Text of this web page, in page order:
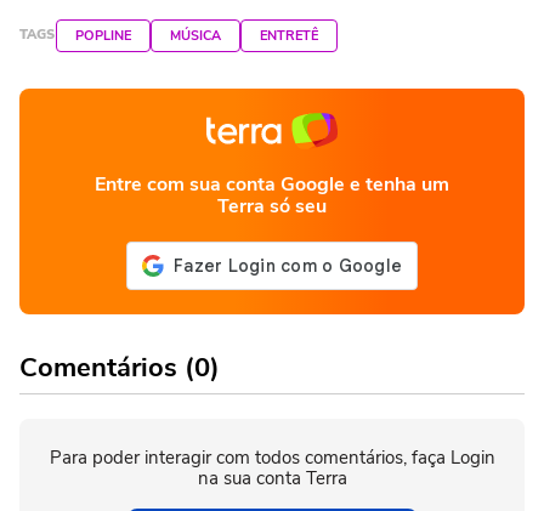
TAGS POPLINE MÚSICA ENTRETÊ
Entre com sua conta Google e tenha um
Terra só seu
Comentários (0)
Para poder interagir com todos comentários, faça Login
na sua conta Terra